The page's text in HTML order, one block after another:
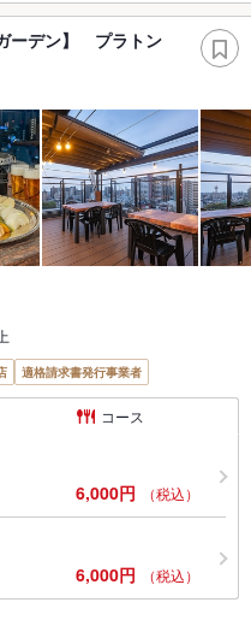
ーデン】 プラトン
適格請求書発行事業者
コース
6,000円 （税込）
6,000円 （税込）